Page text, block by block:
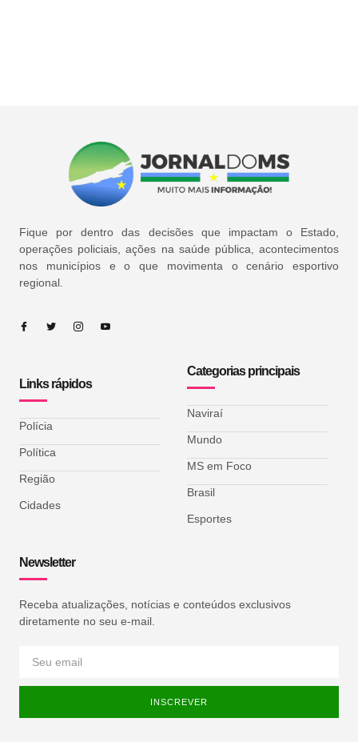
Fique por dentro das decisões que impactam o Estado,
operações policiais, ações na saúde pública, acontecimentos
nos municípios e o que movimenta o cenário esportivo
regional.
Links rápidos
Polícia
Política
Região
Cidades
Categorias principais
Naviraí
Mundo
MS em Foco
Brasil
Esportes
Newsletter
Receba atualizações, notícias e conteúdos exclusivos
diretamente no seu e-mail.
INSCREVER